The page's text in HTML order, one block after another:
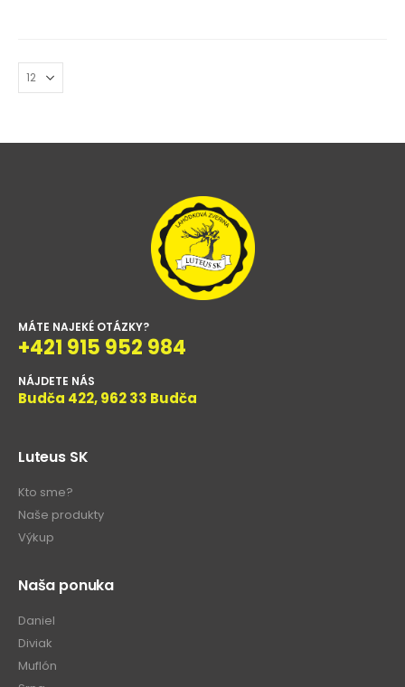
MÁTE NAJEKÉ OTÁZKY?
+421 915 952 984
NÁJDETE NÁS
Budča 422, 962 33 Budča
Luteus SK
Kto sme?
Naše produkty
Výkup
Naša ponuka
Daniel
Diviak
Muflón